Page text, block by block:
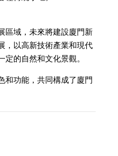
區域，未來將建設廈門新
，以高新技術產業和現代
的自然和文化景觀。
和功能，共同構成了廈門